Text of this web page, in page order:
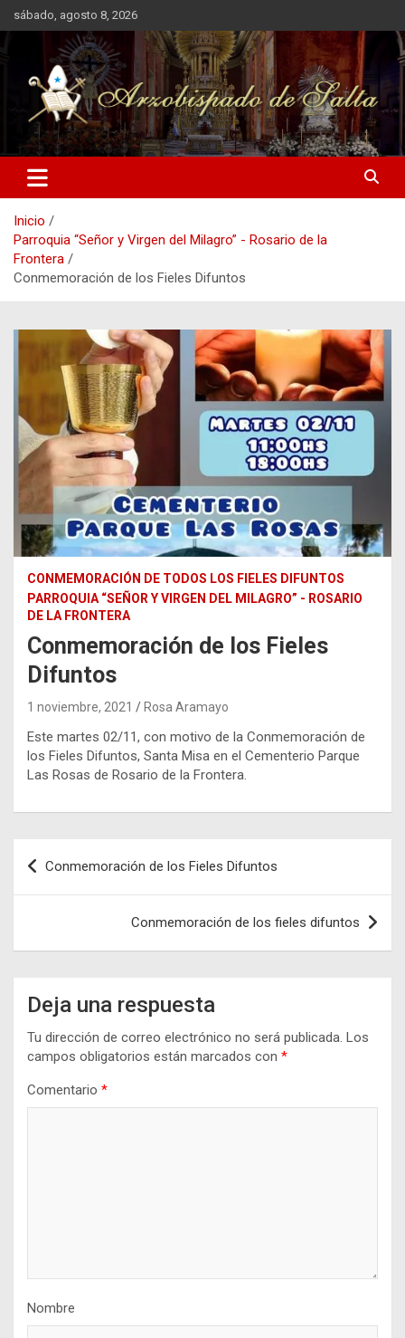
Saltar
al
contenido
sábado, agosto 8, 2026
Arzobispado de Salta
Arzobispado de Salta
Inicio
Parroquia “Señor y Virgen del Milagro” - Rosario de la
Frontera
Conmemoración de los Fieles Difuntos
CONMEMORACIÓN DE TODOS LOS FIELES DIFUNTOS
PARROQUIA “SEÑOR Y VIRGEN DEL MILAGRO” - ROSARIO
DE LA FRONTERA
Conmemoración de los Fieles
Difuntos
1 noviembre, 2021 Rosa Aramayo
Este martes 02/11, con motivo de la Conmemoración de
los Fieles Difuntos, Santa Misa en el Cementerio Parque
Las Rosas de Rosario de la Frontera.
Navegación
de
Conmemoración de los Fieles Difuntos
Conmemoración de los fieles difuntos
Deja una respuesta
Tu dirección de correo electrónico no será publicada. Los
campos obligatorios están marcados con *
Comentario *
Nombre